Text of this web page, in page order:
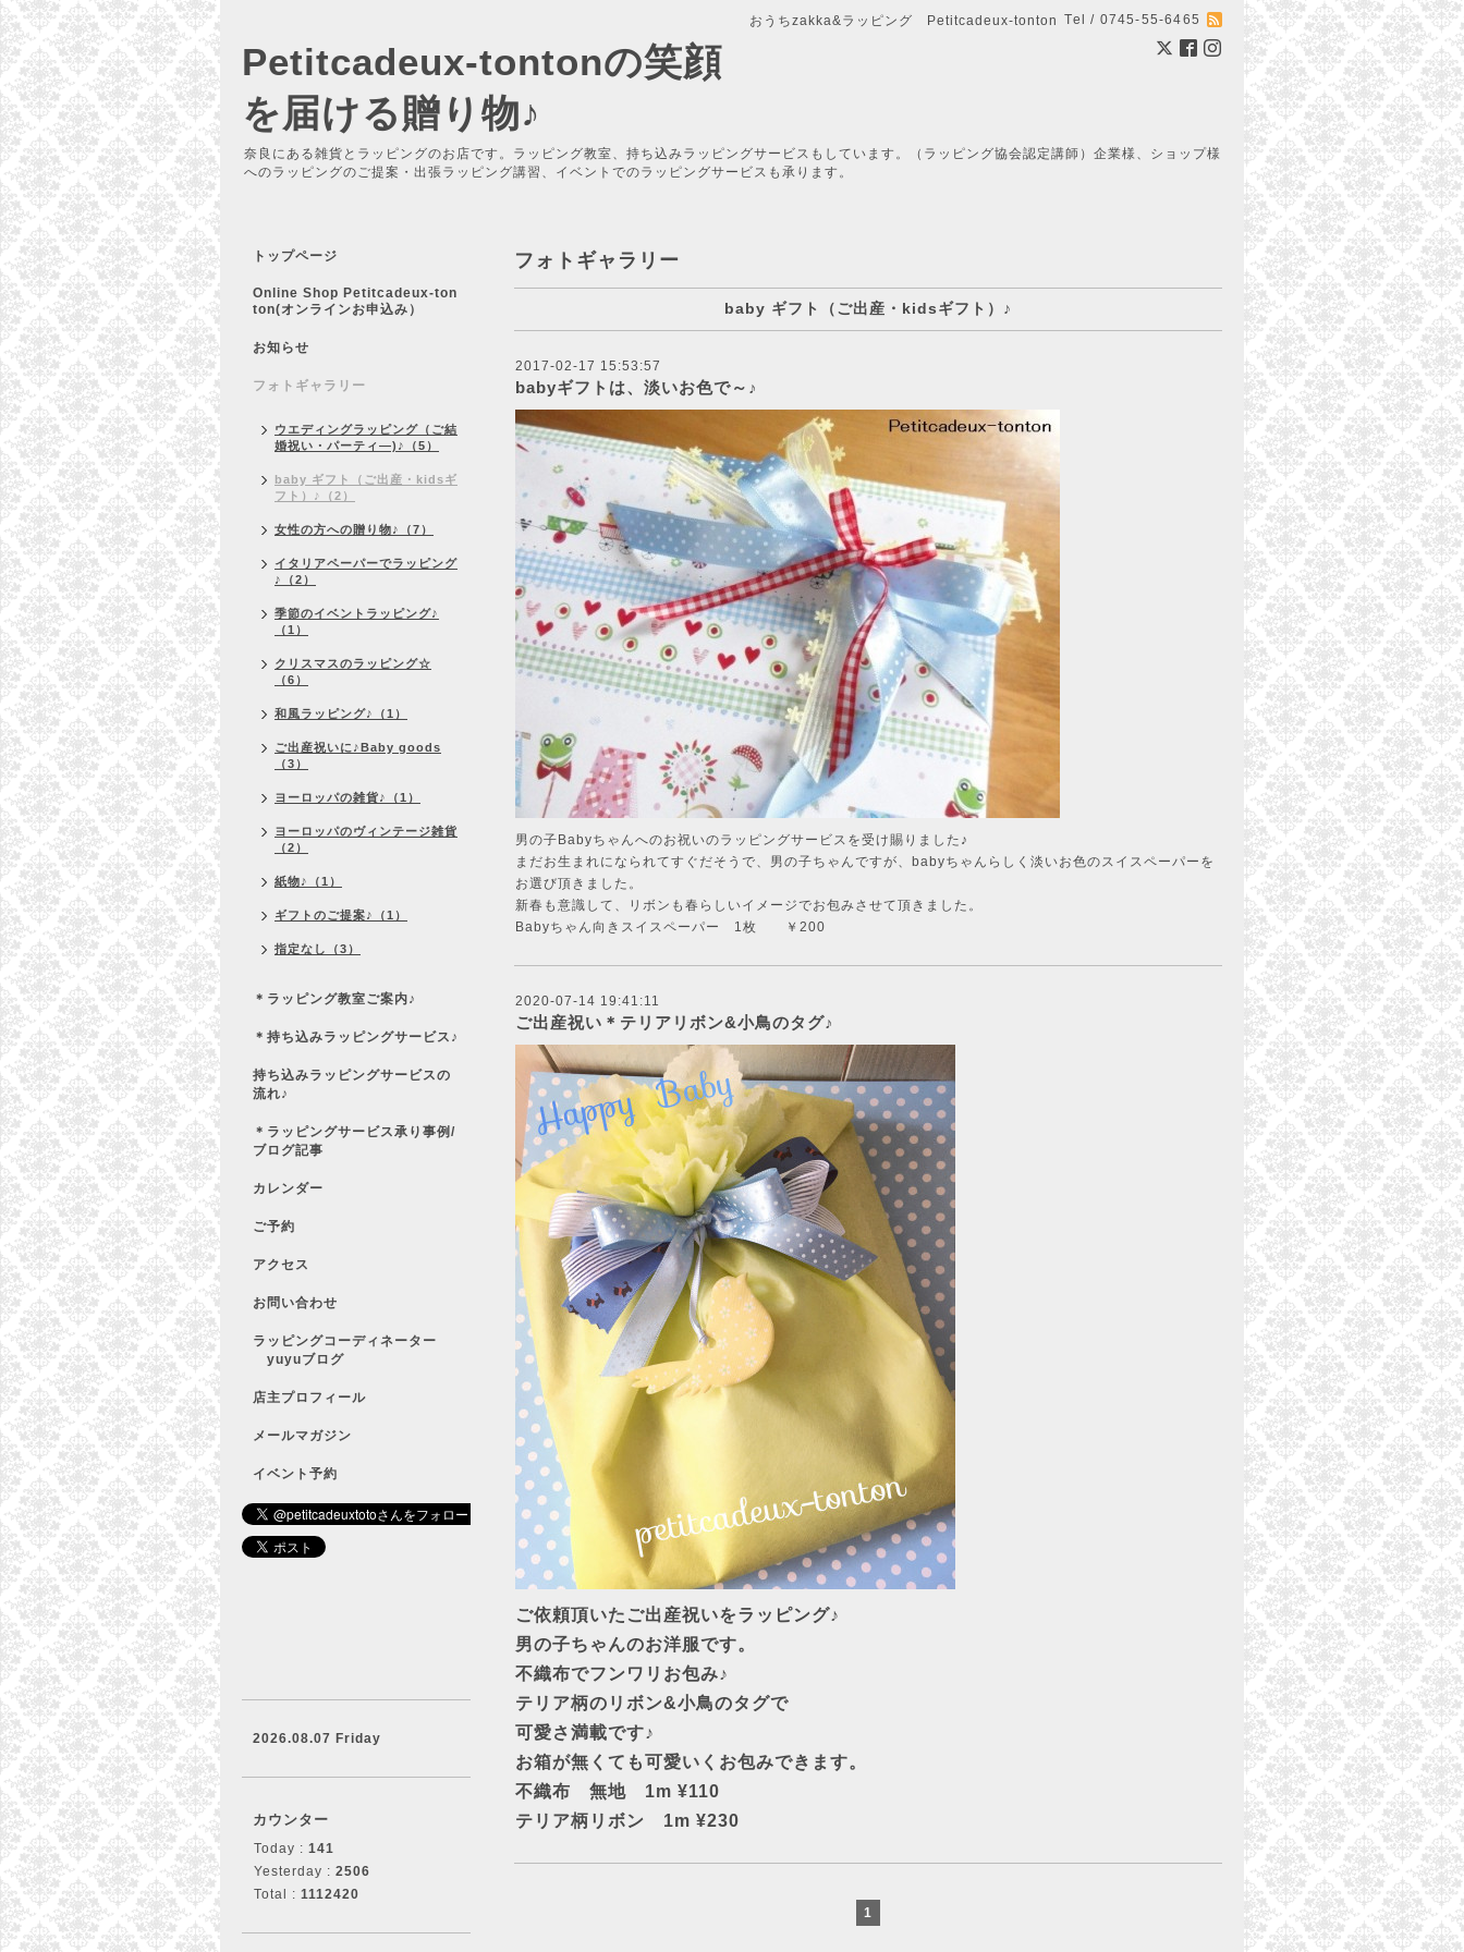
おうちzakka&ラッピング Petitcadeux-tonton Tel / 0745-55-6465
Petitcadeux-tontonの笑顔
を届ける贈り物♪
奈良にある雑貨とラッピングのお店です。ラッピング教室、持ち込みラッピングサービスもしています。（ラッピング協会認定講師）企業様、ショップ様
へのラッピングのご提案・出張ラッピング講習、イベントでのラッピングサービスも承ります。
フォトギャラリー
baby ギフト（ご出産・kidsギフト）♪
2017-02-17 15:53:57
babyギフトは、淡いお色で～♪
男の子Babyちゃんへのお祝いのラッピングサービスを受け賜りました♪
まだお生まれになられてすぐだそうで、男の子ちゃんですが、babyちゃんらしく淡いお色のスイスペーパーを
お選び頂きました。
新春も意識して、リボンも春らしいイメージでお包みさせて頂きました。
Babyちゃん向きスイスペーパー 1枚 ￥200
2020-07-14 19:41:11
ご出産祝い＊テリアリボン&小鳥のタグ♪
ご依頼頂いたご出産祝いをラッピング♪
男の子ちゃんのお洋服です。
不織布でフンワリお包み♪
テリア柄のリボン&小鳥のタグで
可愛さ満載です♪
お箱が無くても可愛いくお包みできます。
不織布 無地 1m ¥110
テリア柄リボン 1m ¥230
1
トップページ
Online Shop Petitcadeux-ton
ton(オンラインお申込み）
お知らせ
フォトギャラリー
ウエディングラッピング（ご結
婚祝い・パーティ―)♪（5）
baby ギフト（ご出産・kidsギ
フト）♪（2）
女性の方への贈り物♪（7）
イタリアペーパーでラッピング
♪（2）
季節のイベントラッピング♪
（1）
クリスマスのラッピング☆
（6）
和風ラッピング♪（1）
ご出産祝いに♪Baby goods
（3）
ヨーロッパの雑貨♪（1）
ヨーロッパのヴィンテージ雑貨
（2）
紙物♪（1）
ギフトのご提案♪（1）
指定なし（3）
＊ラッピング教室ご案内♪
＊持ち込みラッピングサービス♪
持ち込みラッピングサービスの
流れ♪
＊ラッピングサービス承り事例/
ブログ記事
カレンダー
ご予約
アクセス
お問い合わせ
ラッピングコーディネーター
yuyuブログ
店主プロフィール
メールマガジン
イベント予約
2026.08.07 Friday
カウンター
Today : 141
Yesterday : 2506
Total : 1112420